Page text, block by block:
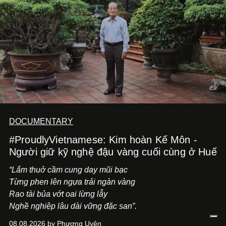
DOCUMENTARY
#ProudlyVietnamese: Kim hoàn Kế Môn -
Người giữ kỹ nghệ đậu vàng cuối cùng ở Huế
“Lắm thuở cầm cung day mũi bạc
Từng phen lên ngựa trải ngàn vàng
Rao tài bủa vớt oai lừng lẫy
Nghề nghiệp lâu dài vững đặc san”.
08.08.2026 by Phương Uyên